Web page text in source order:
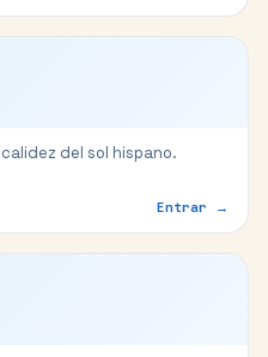
del sol hispano.
Entrar →